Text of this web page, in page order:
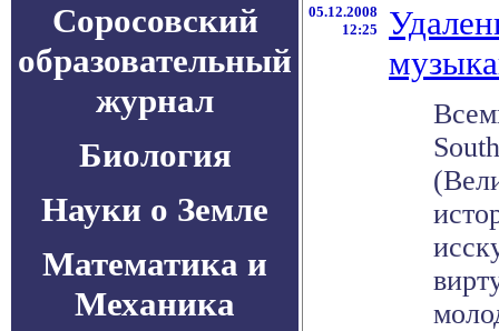
Соросовский
образовательный
журнал
Биология
Науки о Земле
Математика и
Механика
05.12.2008
12:25